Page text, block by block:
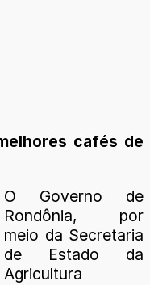
cafés de
O Governo de
Rondônia, por
meio da Secretaria
de Estado da
Agricultura